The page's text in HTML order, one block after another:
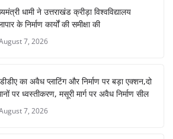
धामी ने उत्तराखंड क्रीड़ा विश्वविद्यालय
के निर्माण कार्यों की समीक्षा की
7, 2026
का अवैध प्लाटिंग और निर्माण पर बड़ा एक्शन,दो
पर ध्वस्तीकरण, मसूरी मार्ग पर अवैध निर्माण सील
7, 2026